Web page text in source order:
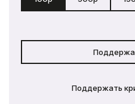
Поддержать